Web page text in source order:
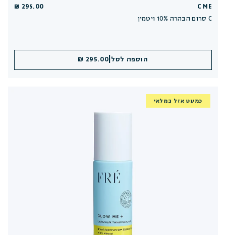
C ME
סרום הבהרה 10% ויטמין C
295.00 ₪
הוספה לסל 295.00 ₪
כמעט אזל במלאי